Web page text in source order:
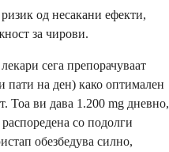
од несакани ефекти,
за чирови.
сега препорачуваат
пати на ден) како оптимален
Тоа ви дава 1.200 mg дневно,
со подолги
обезбедува силно,